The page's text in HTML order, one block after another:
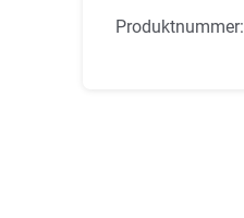
Produktnummer: